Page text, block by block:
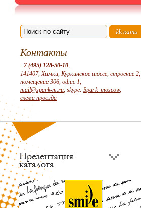
Контакты
+7 (495) 128-50-10,
141407, Химки, Куркинское шоссе, строение 2,
помещение 306, офис 1,
mail@spark-m.ru, skype: Spark_moscow,
схема проезда